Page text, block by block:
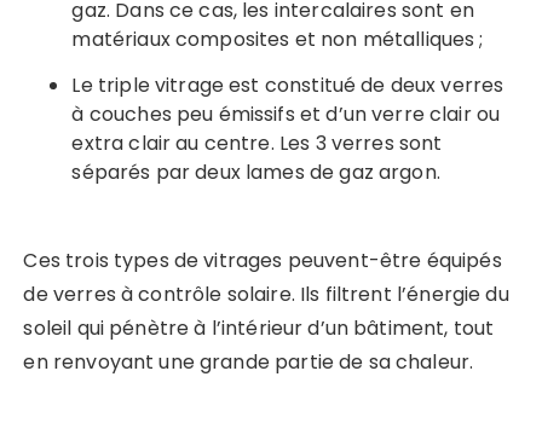
gaz. Dans ce cas, les intercalaires sont en
matériaux composites et non métalliques ;
Le triple vitrage est constitué de deux verres
à couches peu émissifs et d’un verre clair ou
extra clair au centre. Les 3 verres sont
séparés par deux lames de gaz argon.
Ces trois types de vitrages peuvent-être équipés
de verres à contrôle solaire. Ils filtrent l’énergie du
soleil qui pénètre à l’intérieur d’un bâtiment, tout
en renvoyant une grande partie de sa chaleur.